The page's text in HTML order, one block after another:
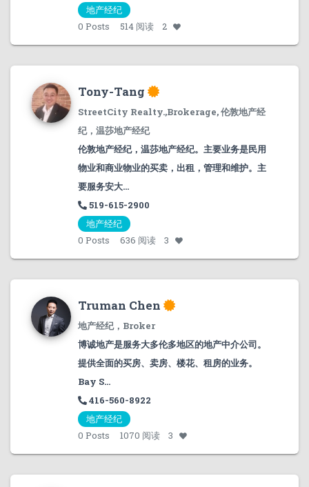
地产经纪
0 Posts 514 阅读 2
Tony-Tang
StreetCity Realty.,Brokerage, 伦敦地产经
纪，温莎地产经纪
伦敦地产经纪，温莎地产经纪。主要业务是民用
物业和商业物业的买卖，出租，管理和维护。主
要服务安大...
519-615-2900
地产经纪
0 Posts 636 阅读 3
Truman Chen
地产经纪，Broker
博诚地产是服务大多伦多地区的地产中介公司。
提供全面的买房、卖房、楼花、租房的业务。
Bay S...
416-560-8922
地产经纪
0 Posts 1070 阅读 3